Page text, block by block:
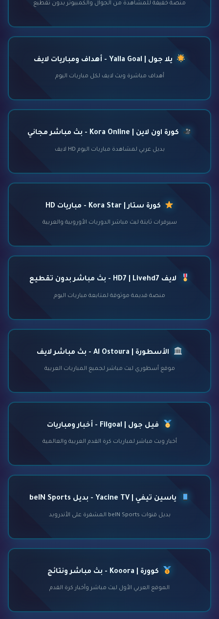
منصة خفيفة للمشاهدة من الجوال والكمبيوتر بدون تقطيع
يلا جول | Yalla Goal - أهداف ومباريات لايف
أهداف مباشرة وبث لايف لكل مباريات اليوم
كورة اون لاين | Kora Online - بث مباشر مجاني
بديل عربي لمشاهدة مباريات اليوم HD لايف
كورة ستار | Kora Star - مباريات HD
سيرفرات ثابتة لبث مباشر الدوريات الأوروبية والعربية
لايف HD7 | Livehd7 - بث مباشر بدون تقطيع
منصة قديمة موثوقة لمتابعة مباريات اليوم
الأسطورة | Al Ostoura - بث مباشر لايف
موقع أسطوري لبث مباشر لجميع المباريات العربية
فيل جول | Filgoal - أخبار ومباريات
أخبار وبث مباشر لمباريات كرة القدم العربية والعالمية
ياسين تيفي | Yacine TV - بديل beIN Sports
بديل قنوات beIN Sports المشفرة على الأندرويد
كوورة | Kooora - بث مباشر ونتائج
الموقع العربي الأول لبث مباشر وأخبار كرة القدم